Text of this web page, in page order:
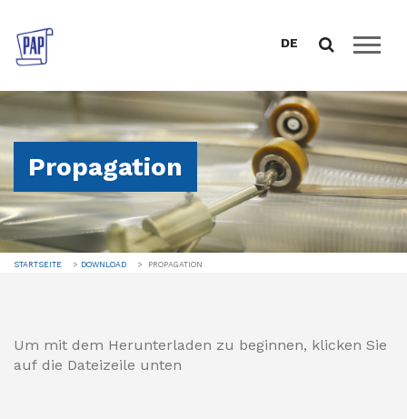
STARTSEITE
ÜBER UNS
KATALOG
VERKAUFSUNTERSTÜTZUNG
DOWNLOAD
GESCHÄFTSBEDINGUNGEN
JAHRESBERICHTE
DE
Propagation
STARTSEITE DOWNLOAD PROPAGATION
Um mit dem Herunterladen zu beginnen, klicken Sie
auf die Dateizeile unten